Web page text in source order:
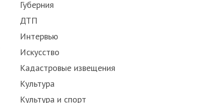
Губерния
ДТП
Интервью
Искусство
Кадастровые извещения
Культура
Культура и спорт